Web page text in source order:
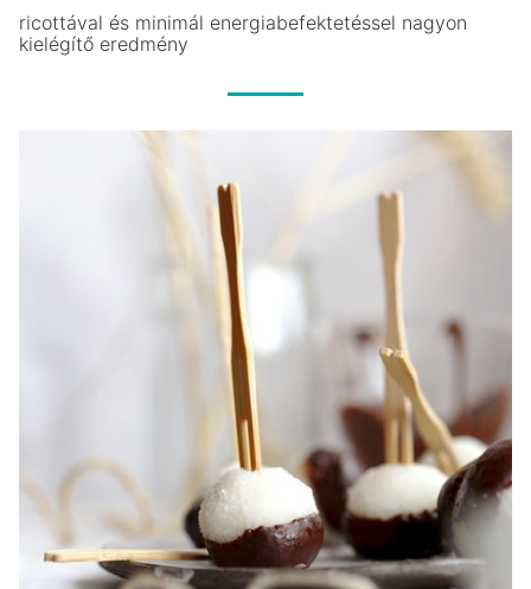
ricottával és minimál energiabefektetéssel nagyon
kielégítő eredmény